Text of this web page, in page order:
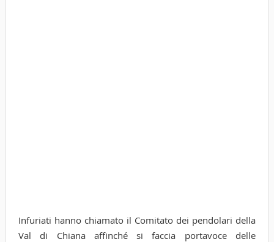
Infuriati hanno chiamato il Comitato dei pendolari della
Val di Chiana affinché si faccia portavoce delle